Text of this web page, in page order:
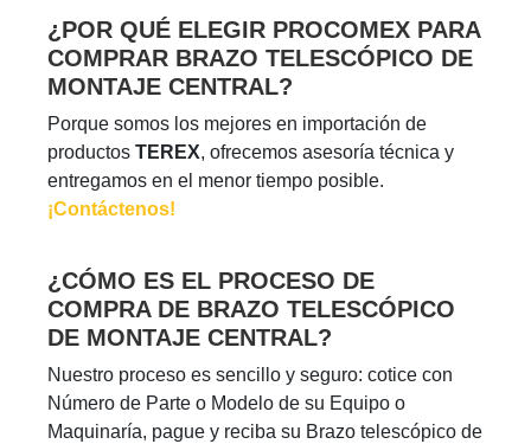
¿POR QUÉ ELEGIR PROCOMEX PARA
COMPRAR BRAZO TELESCÓPICO DE
MONTAJE CENTRAL?
Porque somos los mejores en importación de
productos TEREX, ofrecemos asesoría técnica y
entregamos en el menor tiempo posible.
¡Contáctenos!
¿CÓMO ES EL PROCESO DE
COMPRA DE BRAZO TELESCÓPICO
DE MONTAJE CENTRAL?
Nuestro proceso es sencillo y seguro: cotice con
Número de Parte o Modelo de su Equipo o
Maquinaría, pague y reciba su Brazo telescópico de